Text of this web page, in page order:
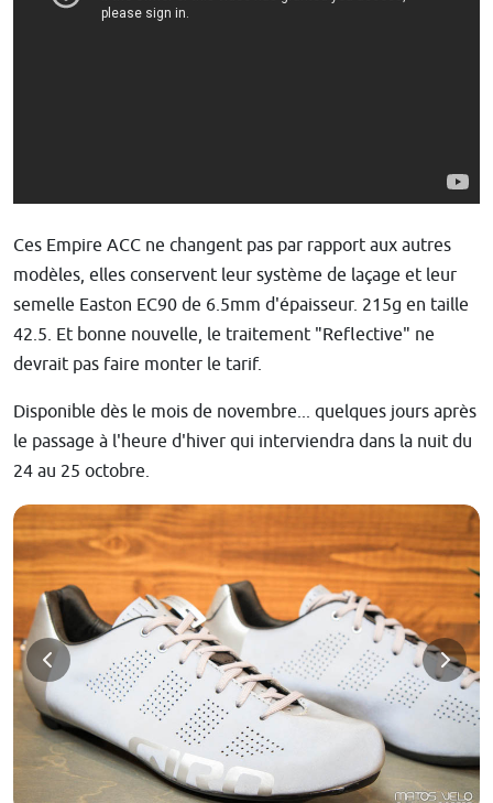
Ces Empire ACC ne changent pas par rapport aux autres
modèles, elles conservent leur système de laçage et leur
semelle Easton EC90 de 6.5mm d'épaisseur. 215g en taille
42.5. Et bonne nouvelle, le traitement "Reflective" ne
devrait pas faire monter le tarif.
Disponible dès le mois de novembre... quelques jours après
le passage à l'heure d'hiver qui interviendra dans la nuit du
24 au 25 octobre.